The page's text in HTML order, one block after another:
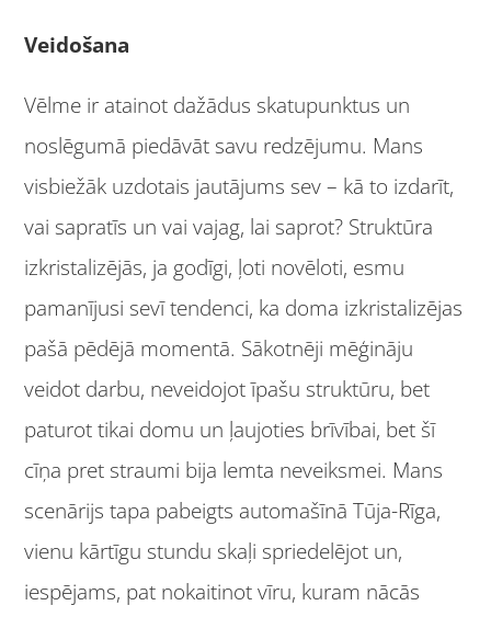
Veidošana
Vēlme ir atainot dažādus skatupunktus un
noslēgumā piedāvāt savu redzējumu. Mans
visbiežāk uzdotais jautājums sev – kā to izdarīt,
vai sapratīs un vai vajag, lai saprot? Struktūra
izkristalizējās, ja godīgi, ļoti novēloti, esmu
pamanījusi sevī tendenci, ka doma izkristalizējas
pašā pēdējā momentā. Sākotnēji mēģināju
veidot darbu, neveidojot īpašu struktūru, bet
paturot tikai domu un ļaujoties brīvībai, bet šī
cīņa pret straumi bija lemta neveiksmei. Mans
scenārijs tapa pabeigts automašīnā Tūja-Rīga,
vienu kārtīgu stundu skaļi spriedelējot un,
iespējams, pat nokaitinot vīru, kuram nācās